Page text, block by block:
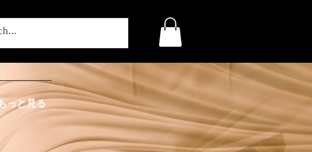
っと見る